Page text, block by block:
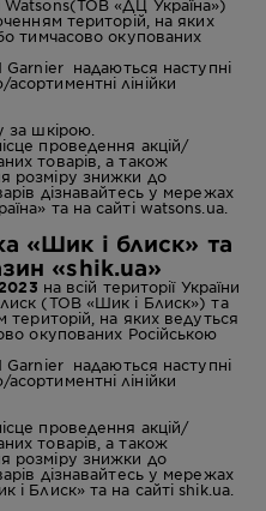
Watsons(ТОВ «ДЦ Україна»)
територій, на яких
тимчасово окупованих
Garnier надаються наступні
лінійки
за шкірою.
проведення акцій/
товарів, а також
розміру знижки до
дізнавайтесь у мережах
та на сайті watsons.ua.
«Шик і блиск» та
«shik.ua»
на всій території України
(ТОВ «Шик і Блиск») та
територій, на яких ведуться
окупованих Російською
Garnier надаються наступні
лінійки
проведення акцій/
товарів, а також
розміру знижки до
дізнавайтесь у мережах
Блиск» та на сайті shik.ua.